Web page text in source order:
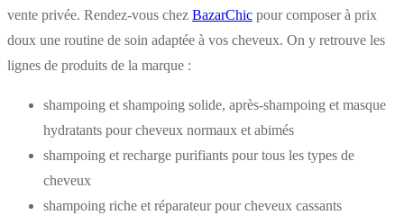
vente privée. Rendez-vous chez BazarChic pour composer à prix
doux une routine de soin adaptée à vos cheveux. On y retrouve les
lignes de produits de la marque :
shampoing et shampoing solide, après-shampoing et masque
hydratants pour cheveux normaux et abimés
shampoing et recharge purifiants pour tous les types de
cheveux
shampoing riche et réparateur pour cheveux cassants